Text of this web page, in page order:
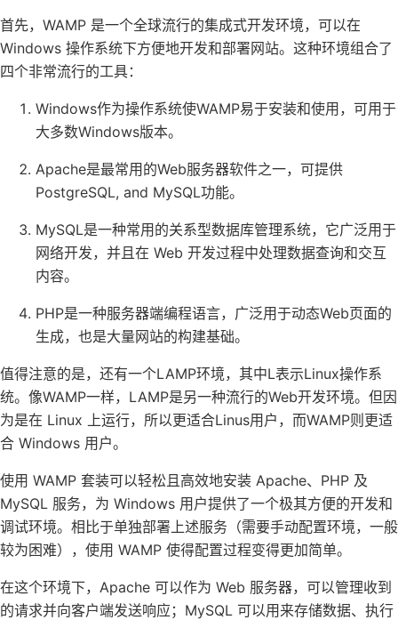
首先，WAMP 是一个全球流行的集成式开发环境，可以在
Windows 操作系统下方便地开发和部署网站。这种环境组合了
四个非常流行的工具：
Windows作为操作系统使WAMP易于安装和使用，可用于
大多数Windows版本。
Apache是最常用的Web服务器软件之一，可提供
PostgreSQL, and MySQL功能。
MySQL是一种常用的关系型数据库管理系统，它广泛用于
网络开发，并且在 Web 开发过程中处理数据查询和交互
内容。
PHP是一种服务器端编程语言，广泛用于动态Web页面的
生成，也是大量网站的构建基础。
值得注意的是，还有一个LAMP环境，其中L表示Linux操作系
统。像WAMP一样，LAMP是另一种流行的Web开发环境。但因
为是在 Linux 上运行，所以更适合Linus用户，而WAMP则更适
合 Windows 用户。
使用 WAMP 套装可以轻松且高效地安装 Apache、PHP 及
MySQL 服务，为 Windows 用户提供了一个极其方便的开发和
调试环境。相比于单独部署上述服务（需要手动配置环境，一般
较为困难），使用 WAMP 使得配置过程变得更加简单。
在这个环境下，Apache 可以作为 Web 服务器，可以管理收到
的请求并向客户端发送响应；MySQL 可以用来存储数据、执行